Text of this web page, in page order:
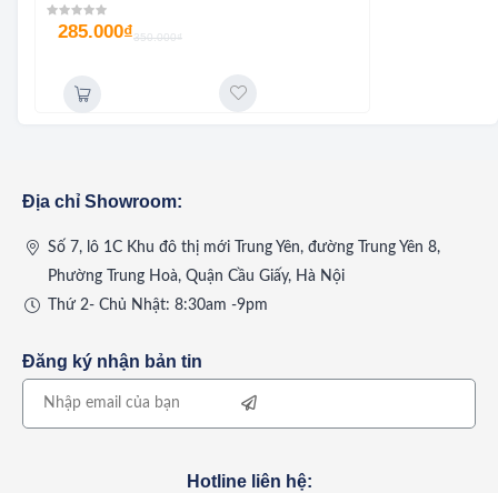
350.000₫
285.000₫
Hotline liên hệ:
Địa chỉ Showroom:
Số 7, lô 1C Khu đô thị mới Trung Yên, đường Trung Yên 8,
Phường Trung Hoà, Quận Cầu Giấy, Hà Nội
Thứ 2- Chủ Nhật: 8:30am -9pm
Đăng ký nhận bản tin